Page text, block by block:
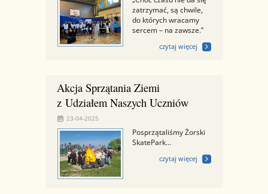
zatrzymać, są chwile,
do których wracamy
sercem – na zawsze.”
czytaj więcej
Akcja Sprzątania Ziemi
z Udziałem Naszych Uczniów
23-04-2025
Posprzątaliśmy Żorski
SkatePark…
czytaj więcej